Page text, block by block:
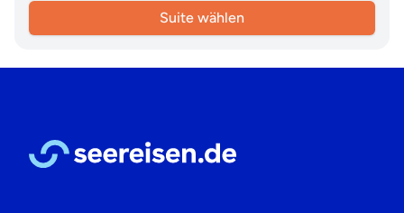
Suite wählen